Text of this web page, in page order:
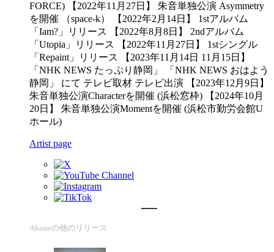
FORCE) 【2022年11月27日】 朱音単独公演 Asymmetry
を開催 （space-k） 【2022年2月14日】 1stアルバム
「Iam?」リリース 【2022年8月8日】 2ndアルバム
「Utopia」リリース 【2022年11月27日】 1stシングル
「Repaint」リリース 【2023年11月14日 11月15日】
「NHK NEWS たっぷり静岡」 「NHK NEWS おはよう
静岡」 にて テレビ取材 テレビ出演 【2023年12月9日】
朱音単独公演Characterを開催 (浜松窓枠) 【2024年10月
20日】 朱音単独公演Momentを開催 (浜松市勤労会館U
ホール)
Artist page
Akaneの他のリリース